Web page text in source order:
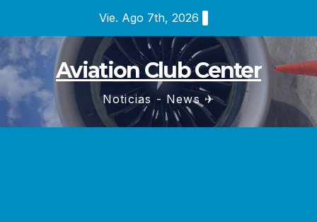
contenido
Vie. Ago 7th, 2026
Aviation Club Center
Noticias - News ✈